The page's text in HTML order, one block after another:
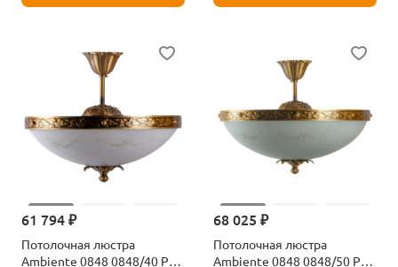
61 794 ₽
Потолочная люстра
Ambiente 0848 0848/40 PL
68 025 ₽
Потолочная люстра
Ambiente 0848 0848/50 PL